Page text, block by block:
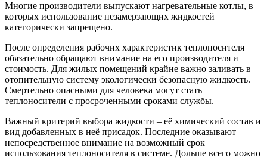
Многие производители выпускают нагревательные котлы, в
которых использование незамерзающих жидкостей
категорически запрещено.
После определения рабочих характеристик теплоносителя
обязательно обращают внимание на его производителя и
стоимость. Для жилых помещений крайне важно заливать в
отопительную систему экологически безопасную жидкость.
Смертельно опасными для человека могут стать
теплоносители с просроченными сроками службы.
Важный критерий выбора жидкости – её химический состав и
вид добавленных в неё присадок. Последние оказывают
непосредственное внимание на возможный срок
использования теплоносителя в системе. Дольше всего можно